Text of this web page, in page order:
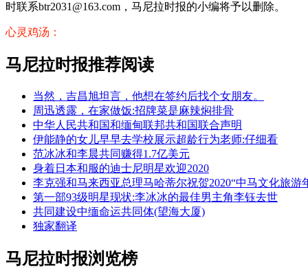
时联系btr2031@163.com，马尼拉时报的小编将予以删除。
心灵鸡汤：
马尼拉时报推荐阅读
当然，吉昌旭坦言，他想在签约后找个女朋友。
周迅透露，在家做饭:招牌菜是麻辣焖排骨
中华人民共和国和缅甸联邦共和国联合声明
伊能静的女儿早早去学校展示超龄行为老师:仔细看
范冰冰和李晨共同赚得1.7亿美元
身着日本和服的迪士尼明星欢迎2020
李克强和马来西亚总理马哈蒂尔祝贺2020“中马文化旅游
第一部93级明星现状:李冰冰的最佳男主角李钰去世
共同建设中缅命运共同体(望海大厦)
独家翻译
马尼拉时报浏览榜